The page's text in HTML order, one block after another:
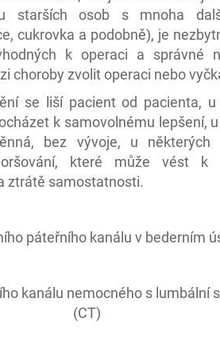
starších osob s mnoha
cukrovka a podobně), je
k operaci a správné
choroby zvolit operaci nebo
se liší pacient od pacienta,
k samovolnému lepšení,
bez vývoje, u některých
které může vést k
ztrátě samostatnosti.
páteřního kanálu v bederním
kanálu nemocného s lumbální
(CT)